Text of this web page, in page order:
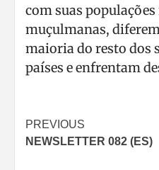
com suas
muçulmanas,
maioria do resto dos
países e enfrentam
Post
navigation
PREVIOUS
NEWSLETTER 082 (ES)